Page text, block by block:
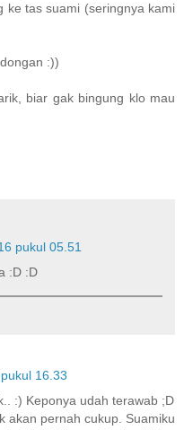
ke tas suami (seringnya kami
:))
biar gak bingung klo mau
pukul 05.51
:D :D
16.33
:) Keponya udah terawab ;D
akan pernah cukup. Suamiku